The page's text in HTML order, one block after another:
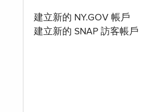
建立新的 NY.GOV 帳戶
建立新的 SNAP 訪客帳戶